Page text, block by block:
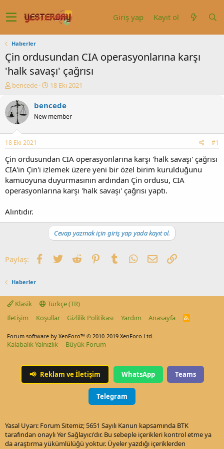
Giriş yap Kayıt ol
Haberler
Çin ordusundan CIA operasyonlarına karşı
'halk savaşı' çağrısı
K
n
u
y
b
a
ş
l
a
t
a
bencede
B
ş
a
ç
t
a
r
i
18 Eki 2021
bencede
New member
18 Eki 2021 #1
Çin ordusundan CIA operasyonlarına karşı 'halk savaşı' çağrısı
CIA'in Çin'i izlemek üzere yeni bir özel birim kurulduğunu
kamuoyuna duyurmasının ardından Çin ordusu, CIA
operasyonlarına karşı 'halk savaşı' çağrısı yaptı.
Alıntıdır.
Cevap yazmak için giriş yap yada kayıt ol.
Paylaş: Facebook
TwitterReddit PinterestTumblrWhatsApp
E-postaLink
Haberler
Klasik
Türkçe (TR)
İletişim
Koşullar Gizlilik Politikası Yardım Anasayfa
R
Forum software by XenForo™ © 2010-2019 XenForo Ltd.
Kalabalık Yalnızlık Büyük Forum
📢 Reklam ve İletişim WhatsApp Teams
Telegram
Yasal Uyarı: Forum Sitemiz; 5651 Sayılı Kanun kapsamında BTK
tarafından onaylı Yer Sağlayıcı'dır. Bu sebeple içerikleri kontrol etme ya
da araştırma yükümlülüğü yoktur. Üyeler yazdığı içeriklerden